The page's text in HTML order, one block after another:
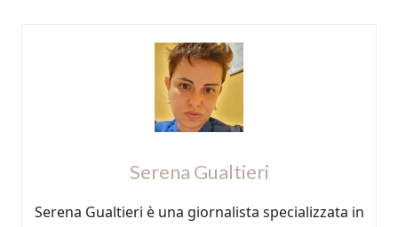
Serena Gualtieri
Serena Gualtieri è una giornalista specializzata in